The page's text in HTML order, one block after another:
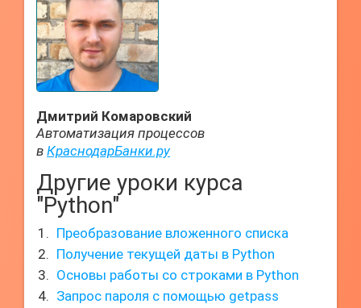
Дмитрий Комаровский
Автоматизация процессов
в КраснодарБанки.ру
Другие уроки курса
"Python"
Преобразование вложенного списка
Получение текущей даты в Python
Основы работы со строками в Python
Запрос пароля с помощью getpass